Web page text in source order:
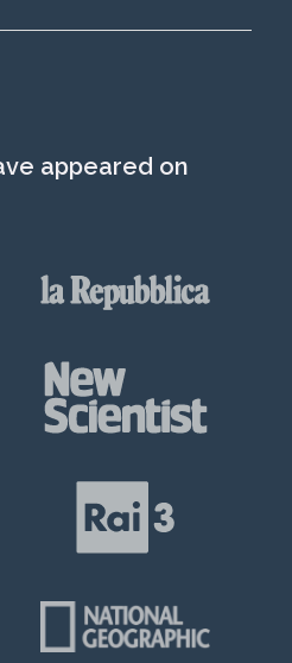
appeared on